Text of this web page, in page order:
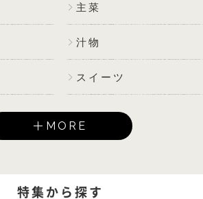
主菜
汁物
スイーツ
MORE
特集から探す